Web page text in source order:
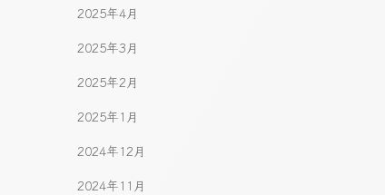
2025年4月
2025年3月
2025年2月
2025年1月
2024年12月
2024年11月